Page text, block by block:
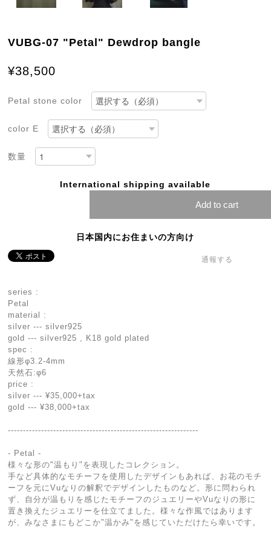
VUBG-07 "Petal" Dewdrop bangle
¥38,500
Petal stone color
color E
数量
International shipping available
Add to cart
日本国内にお住まいの方向け
通報する
series :
Petal
material :
silver --- silver925
gold --- silver925 , K18 gold plated
spec :
線形φ3.2-4mm
天然石:φ6
price :
silver --- ¥35,000+tax
gold --- ¥38,000+tax
---------------------------------------------------------------
- Petal -
様々な形の"温もり"を表現したコレクション。
手など具体的なモチーフを使用したデザインもあれば、お花のモチ
ーフを元にVuなりの解釈でデザインしたものなど。形に問わられ
ず、自分が温もりを感じたモチーフのジュエリーやVuなりの形に
置き換えたジュエリーを仕立てました。様々な作風ではあります
が、みなさまにもどこか"温かみ"を感じていただけたら幸いです。